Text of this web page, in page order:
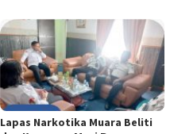
Lapas Narkotika Muara Beliti